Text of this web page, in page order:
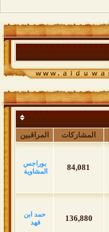
المشاركات المراقبين
84,081
بوراجس
المشاوية
136,880
حمد ابن
فهد